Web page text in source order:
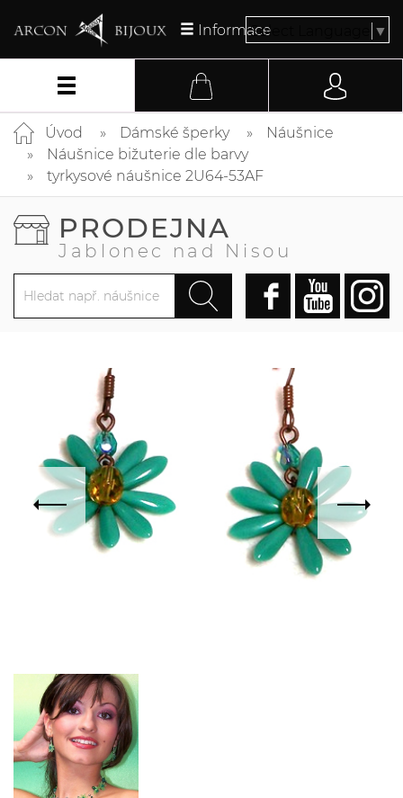
InformaceSelect Language ▼
Úvod Dámské šperky
Náušnice
Náušnice bižuterie dle barvy
tyrkysové náušnice 2U64-53AF
PRODEJNA
Jablonec nad Nisou